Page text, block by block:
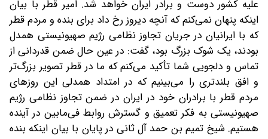
علیه کشور دوست و برادر ایران خواهد شد. امیر قطر با بیان
اینکه پنهان نمی‌کنم که آنچه دیروز رخ داد برای بنده و مردم قطر
که با ایرانیان در جریان تجاوز نظامی رژیم صهیونیستی همدل
بودند، یک شوک بزرگ بود، گفت: در عین حال ضمن قدردانی از
تماس و دلجویی شما تأکید می‌کنم که ما در قطر تصویر بزرگ‌تر
و افق بلندتری را می‌بینیم که در امتداد همدلی این روزهای
مردم قطر با برادران خود در ایران در ضمن تجاوز نظامی رژیم
صهیونیستی به فکر تعمیق و گسترش روابط فی‌مابین در آینده
هستیم. شیخ تمیم بن حمد آل ثانی در پایان با بیان اینکه بنده